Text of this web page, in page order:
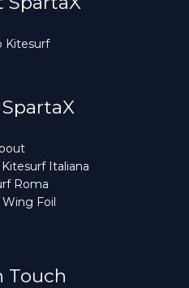
Kitesurf
Italiana
Roma
Wing Foil
Touch